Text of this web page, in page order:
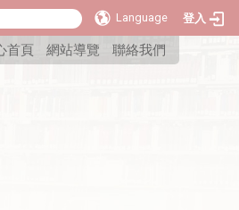
Language 登入
首頁 網站導覽 聯絡我們